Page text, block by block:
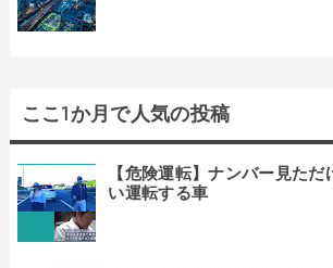
ここ1か月で人気の投稿
【危険運転】ナンバー見た
い運転する車